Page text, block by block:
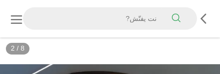
3 / 8